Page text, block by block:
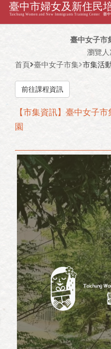
臺中女子市
瀏覽人
首頁 臺中女子市集 市集活
前往課程資訊
【市集資訊】臺中女子
園